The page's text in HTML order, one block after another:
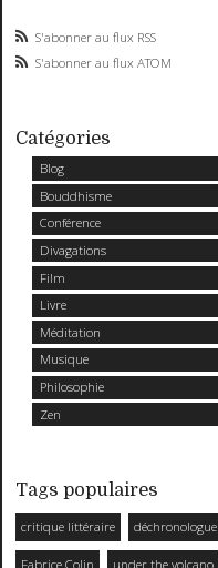
S'abonner au flux RSS
S'abonner au flux ATOM
Catégories
Blog
Bouddhisme
Conférence
Divagations
Film
Livre
Méditation
Musique
Philosophie
Zen
Tags populaires
critique littéraire déchronologue
Fabrice Colin under the volcano